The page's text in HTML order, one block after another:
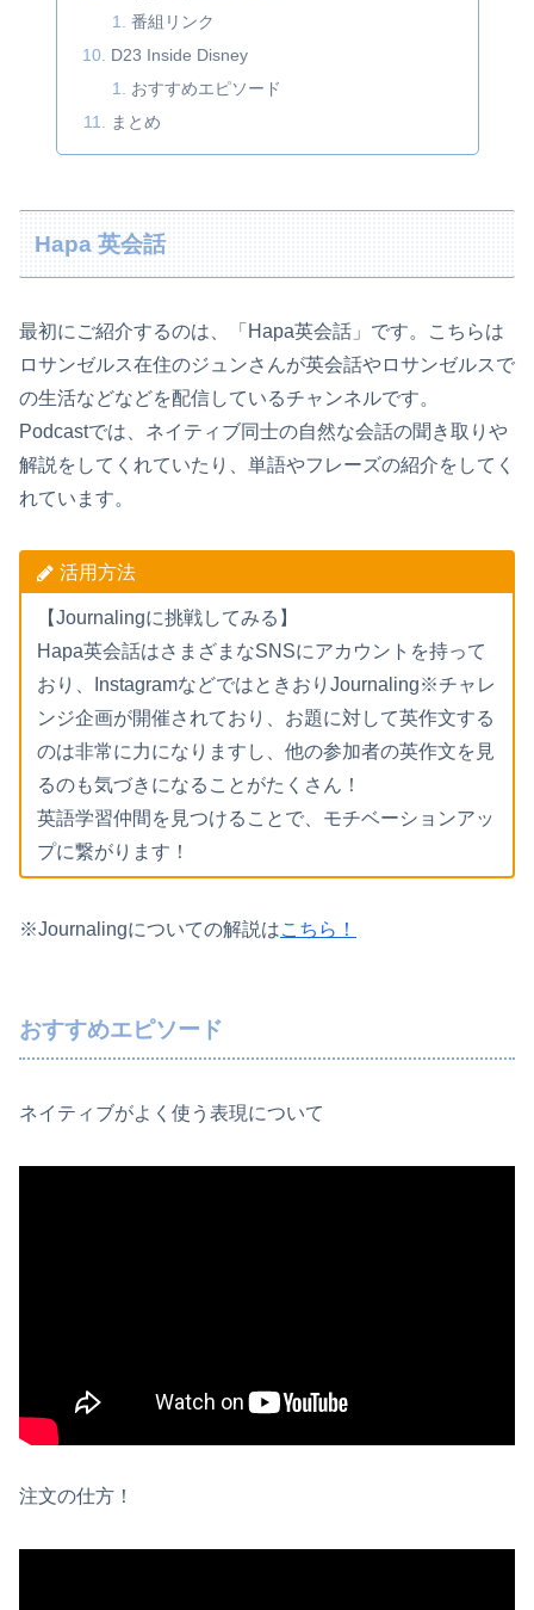
番組リンク
D23 Inside Disney
おすすめエピソード
まとめ
Hapa 英会話
最初にご紹介するのは、「Hapa英会話」です。こちらは
ロサンゼルス在住のジュンさんが英会話やロサンゼルスで
の生活などなどを配信しているチャンネルです。
Podcastでは、ネイティブ同士の自然な会話の聞き取りや
解説をしてくれていたり、単語やフレーズの紹介をしてく
れています。
活用方法
【Journalingに挑戦してみる】
Hapa英会話はさまざまなSNSにアカウントを持って
おり、InstagramなどではときおりJournaling※チャレ
ンジ企画が開催されており、お題に対して英作文する
のは非常に力になりますし、他の参加者の英作文を見
るのも気づきになることがたくさん！
英語学習仲間を見つけることで、モチベーションアッ
プに繋がります！
※Journalingについての解説はこちら！
おすすめエピソード
ネイティブがよく使う表現について
注文の仕方！